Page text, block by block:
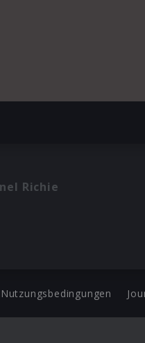
Richie
Nutzungsbedingungen